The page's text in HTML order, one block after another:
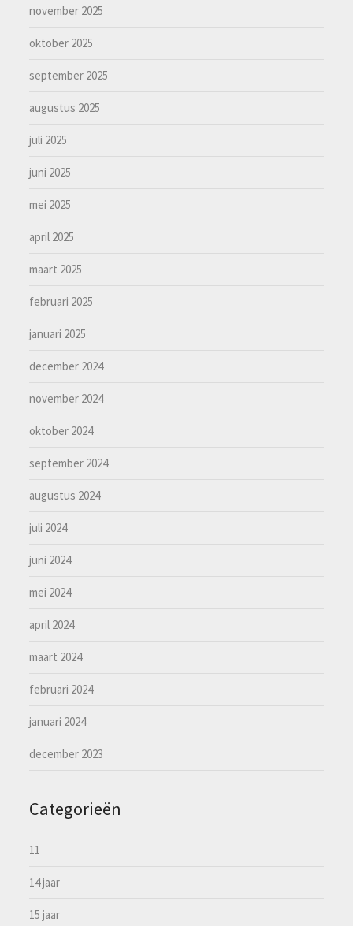
november 2025
oktober 2025
september 2025
augustus 2025
juli 2025
juni 2025
mei 2025
april 2025
maart 2025
februari 2025
januari 2025
december 2024
november 2024
oktober 2024
september 2024
augustus 2024
juli 2024
juni 2024
mei 2024
april 2024
maart 2024
februari 2024
januari 2024
december 2023
Categorieën
11
14 jaar
15 jaar